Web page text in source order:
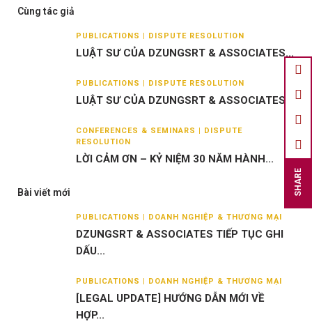
SHARE
Cùng tác giả
PUBLICATIONS | DISPUTE RESOLUTION
LUẬT SƯ CỦA DZUNGSRT & ASSOCIATES...
PUBLICATIONS | DISPUTE RESOLUTION
LUẬT SƯ CỦA DZUNGSRT & ASSOCIATES...
CONFERENCES & SEMINARS | DISPUTE
RESOLUTION
LỜI CẢM ƠN – KỶ NIỆM 30 NĂM HÀNH...
Bài viết mới
PUBLICATIONS | DOANH NGHIỆP & THƯƠNG MẠI
DZUNGSRT & ASSOCIATES TIẾP TỤC GHI
DẤU...
PUBLICATIONS | DOANH NGHIỆP & THƯƠNG MẠI
[LEGAL UPDATE] HƯỚNG DẪN MỚI VỀ
HỢP...